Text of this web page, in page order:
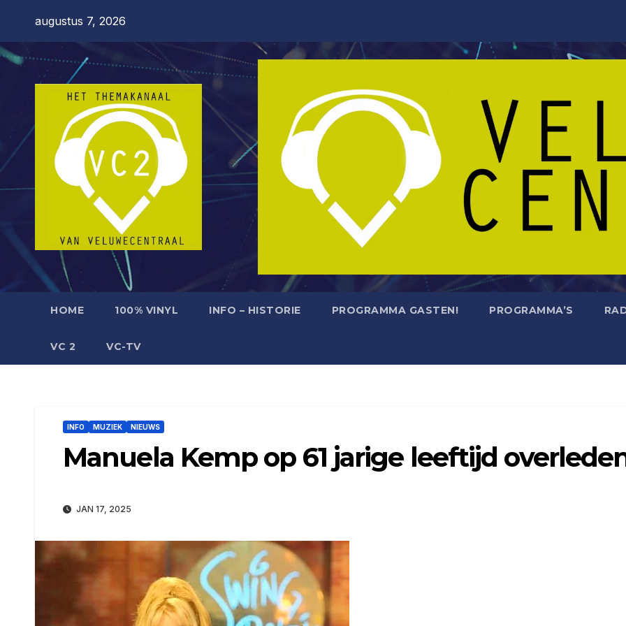
de
augustus 7, 2026
HOME 100% VINYL INFO – HISTORIE PROGRAMMA GASTEN! PROGRAMMA’S
VC 2 VC-TV
INFO MUZIEK NIEUWS
Manuela Kemp op 61 jarige leeftijd
JAN 17, 2025